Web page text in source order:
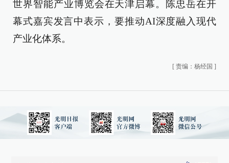
世界智能产业博览会在天津启幕。陈忠岳在开
幕式嘉宾发言中表示，要推动AI深度融入现代
产业化体系。
[ 责编：杨经国 ]